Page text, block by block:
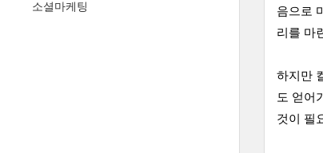
소셜마케팅
음으로
리를 마
하지만
도 얻어
것이 필